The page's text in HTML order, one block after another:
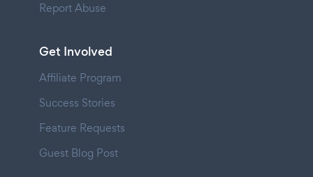
Report Abuse
Get Involved
Affiliate Program
Success Stories
Feature Requests
Guest Blog Post